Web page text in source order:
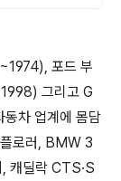
포드 부
그리고 G
차 업계에 몸담
플로러, BMW 3
캐딜락 CTS·S